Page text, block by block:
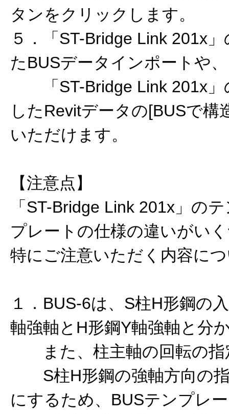
タンをクリックします。
５．「ST-Bridge Link 201x
たBUSデータインポートや、
「ST-Bridge Link 201x」
したRevitデータの[BUSで構
いただけます。
【注意点】
「ST-Bridge Link 201x」の
プレートの仕様の違いがい
特にご注意いただく内容に
１．BUS-6は、S柱H形鋼の
軸強軸とH形鋼Y軸強軸と分
また、柱主軸の回転の指
S柱H形鋼の強軸方向の指
にするため、BUSテンプレ